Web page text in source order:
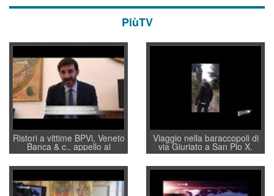
PiùTV
Ristori a vittime BPVi, Veneto
Banca & c., appello al
sottosegretario Alessio
Villarosa: per mettere ordine
convochi con Di Maio CNCU
a supporto della cabina di
regia al Mef
Viaggio nella baraccopoli di
via Giuriato a San Pio X.
Vicenza ai Vicentini: “faremo
un regalo di Natale ai
residenti”